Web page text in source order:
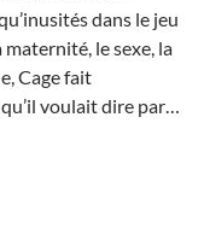
dans le jeu
le sexe, la
Cage fait
voulait dire par…